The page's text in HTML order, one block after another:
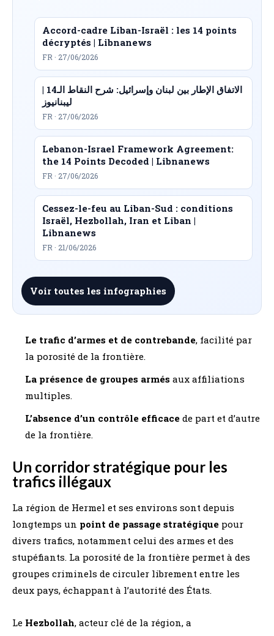
Accord-cadre Liban-Israël : les 14 points
décryptés | Libnanews
FR · 27/06/2026
الاتفاق الإطار بين لبنان وإسرائيل: شرح النقاط الـ14 |
ليبنانيوز
FR · 27/06/2026
Lebanon-Israel Framework Agreement:
the 14 Points Decoded | Libnanews
FR · 27/06/2026
Cessez-le-feu au Liban-Sud : conditions
Israël, Hezbollah, Iran et Liban |
Libnanews
FR · 21/06/2026
Voir toutes les infographies
Le trafic d’armes et de contrebande, facilité par
la porosité de la frontière.
La présence de groupes armés aux affiliations
multiples.
L’absence d’un contrôle efficace de part et d’autre
de la frontière.
Un corridor stratégique pour les
trafics illégaux
La région de Hermel et ses environs sont depuis
longtemps un point de passage stratégique pour
divers trafics, notamment celui des armes et des
stupéfiants. La porosité de la frontière permet à des
groupes criminels de circuler librement entre les
deux pays, échappant à l’autorité des États.
Le Hezbollah, acteur clé de la région, a